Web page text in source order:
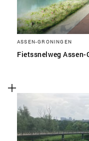
ASSEN-GRONINGEN
Fietssnelweg Assen-